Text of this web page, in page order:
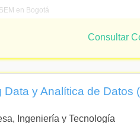
en Bogotá
Consultar
y Analítica de Datos
Ingeniería y Tecnología